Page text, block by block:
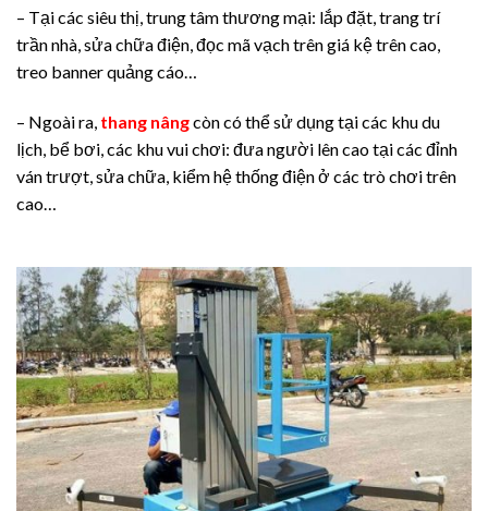
– Tại các siêu thị, trung tâm thương mại: lắp đặt, trang trí
trần nhà, sửa chữa điện, đọc mã vạch trên giá kệ trên cao,
treo banner quảng cáo…
– Ngoài ra, thang nângcòn có thể sử dụng tại các khu du
lịch, bể bơi, các khu vui chơi: đưa người lên cao tại các đỉnh
ván trượt, sửa chữa, kiểm hệ thống điện ở các trò chơi trên
cao…